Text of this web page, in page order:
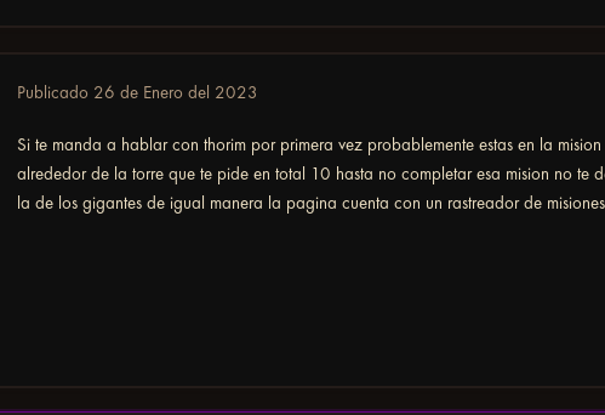
Publicado 26 de Enero del 2023
Si te manda a hablar con thorim por primera vez probablemente estas en la
alrededor de la torre que te pide en total 10 hasta no completar esa mision no te
la de los gigantes de igual manera la pagina cuenta con un rastreador de